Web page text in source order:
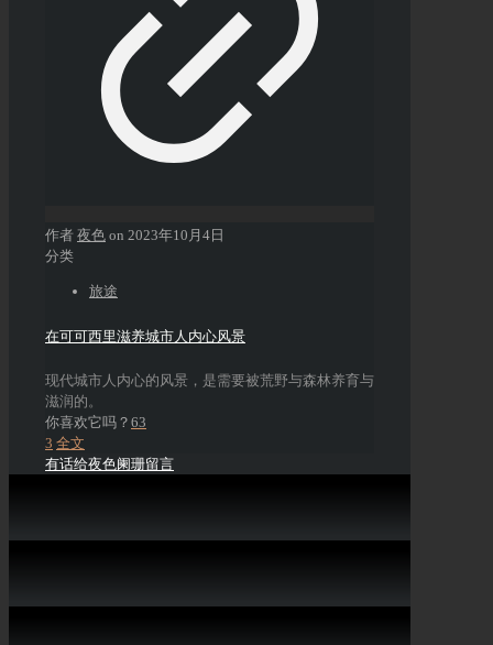
作者 夜色 on 2023年10月4日
分类
旅途
在可可西里滋养城市人内心风景
现代城市人内心的风景，是需要被荒野与森林养育与
滋润的。
你喜欢它吗？ 63
3 全文
有话给夜色阑珊留言